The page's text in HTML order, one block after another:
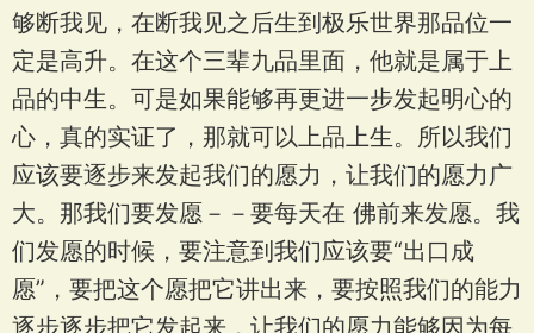
够断我见，在断我见之后生到极乐世界那品位一
定是高升。在这个三辈九品里面，他就是属于上
品的中生。可是如果能够再更进一步发起明心的
心，真的实证了，那就可以上品上生。所以我们
应该要逐步来发起我们的愿力，让我们的愿力广
大。那我们要发愿－－要每天在 佛前来发愿。我
们发愿的时候，要注意到我们应该要“出口成
愿”，要把这个愿把它讲出来，要按照我们的能力
逐步逐步把它发起来，让我们的愿力能够因为每